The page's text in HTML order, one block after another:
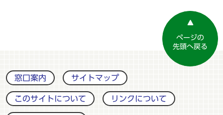
ページの
先頭へ戻る
窓口案内 サイトマップ
このサイトについて リンクについて